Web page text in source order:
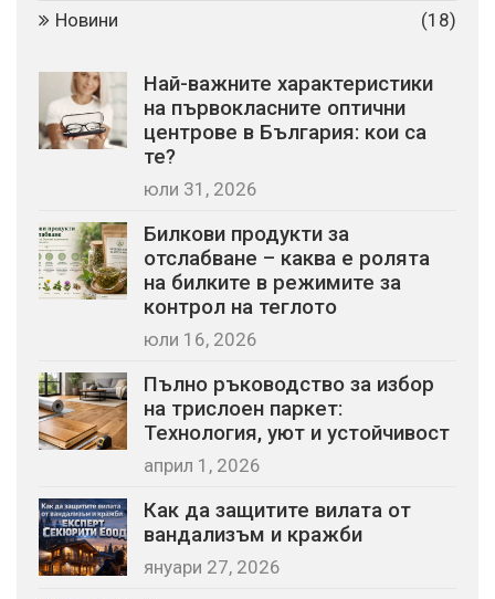
Новини
(18)
Най-важните характеристики
на първокласните оптични
центрове в България: кои са
те?
юли 31, 2026
Билкови продукти за
отслабване – каква е ролята
на билките в режимите за
контрол на теглото
юли 16, 2026
Пълно ръководство за избор
на трислоен паркет:
Технология, уют и устойчивост
април 1, 2026
Как да защитите вилата от
вандализъм и кражби
януари 27, 2026